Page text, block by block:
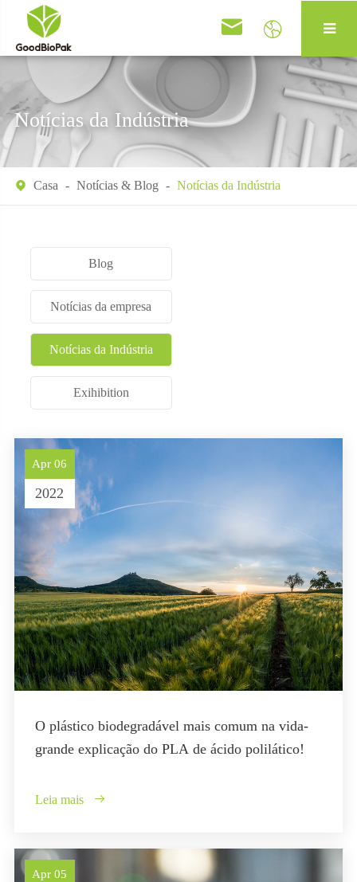
 
Notícias da Indústria
 Casa Notícias & Blog Notícias da Indústria
Blog
Notícias da empresa
Notícias da Indústria
Exihibition
Apr 06
2022
O plástico biodegradável mais comum na vida-
grande explicação do PLA de ácido polilático!
Leia mais 
Apr 05